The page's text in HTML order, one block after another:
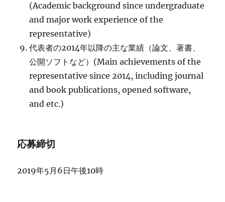
(Academic background since undergraduate
and major work experience of the
representative)
代表者の2014年以降の主な業績（論文、著書、
公開ソフトなど）(Main achievements of the
representative since 2014, including journal
and book publications, opened software,
and etc.)
応募締切
2019年5月6日午後10時